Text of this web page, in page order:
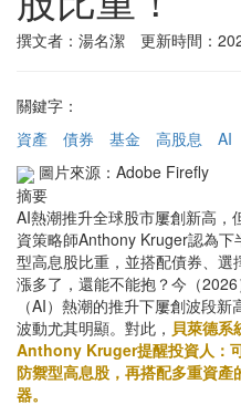
撰文者：湯名潔 更新時間：
關鍵字：
資產
債券 基金 高股息 AI
圖片來源：Adobe Firefly
摘要
AI熱潮推升全球股市屢創新高，
資策略師Anthony Kruger認為
型高息股比重，並搭配債券、選
漲多了，還能不能抱？今（
（AI）熱潮的推升下屢創波段
波動尤其明顯。對此， 貝萊德系
Anthony Kruger提醒投資人：
防禦型高息股，再搭配多重資
器。